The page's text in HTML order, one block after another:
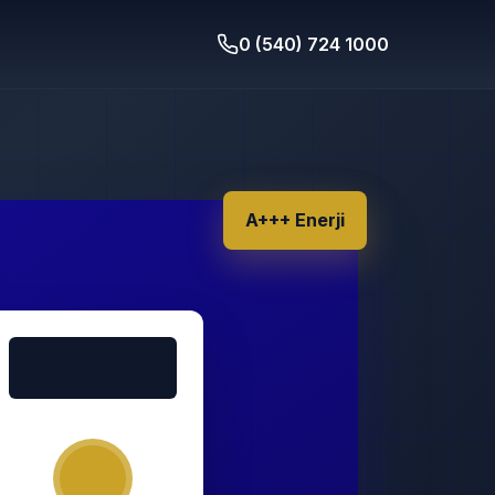
0 (540) 724 1000
A+++ Enerji